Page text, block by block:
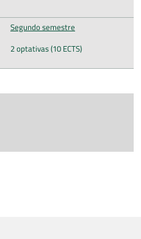
Segundo semestre
2 optativas (10 ECTS)